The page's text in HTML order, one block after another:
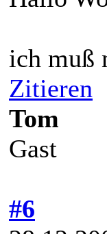
ich muß
Zitieren
Tom
Gast
#6